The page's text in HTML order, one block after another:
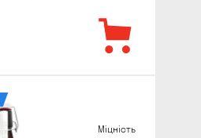
Міцність